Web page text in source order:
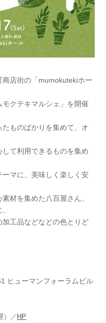
店街の「mumokutekiホー
クテキマルシェ」を開催
ものばかりを集めて、オ
て利用できるものを集め
マに、美味しく楽しく安
材を集めた八百屋さん、
工品などなどの色とりど
ヒューマンフォーラムビル
）／ HP